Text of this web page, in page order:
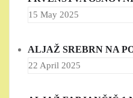
15 May 2025
ALJAŽ SREBRN NA
22 April 2025